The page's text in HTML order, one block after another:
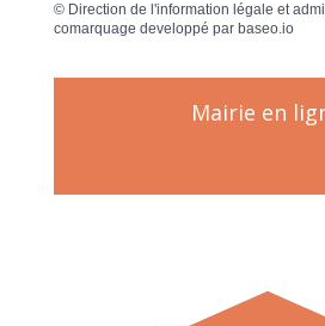
© Direction de l'information légale et
comarquage developpé par baseo.io
Mairie en